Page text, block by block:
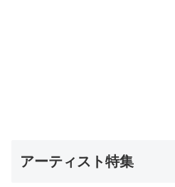
アーティスト特集